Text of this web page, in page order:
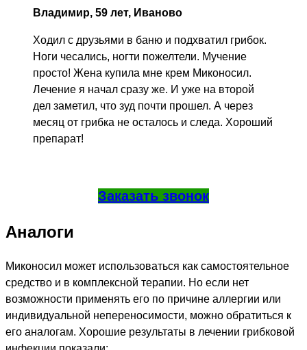
Владимир, 59 лет, Иваново
Ходил с друзьями в баню и подхватил грибок.
Ноги чесались, ногти пожелтели. Мучение
просто! Жена купила мне крем Миконосил.
Лечение я начал сразу же. И уже на второй
дел заметил, что зуд почти прошел. А через
месяц от грибка не осталось и следа. Хороший
препарат!
Заказать звонок
Аналоги
Миконосил может использоваться как самостоятельное
средство и в комплексной терапии. Но если нет
возможности применять его по причине аллергии или
индивидуальной непереносимости, можно обратиться к
его аналогам. Хорошие результаты в лечении грибковой